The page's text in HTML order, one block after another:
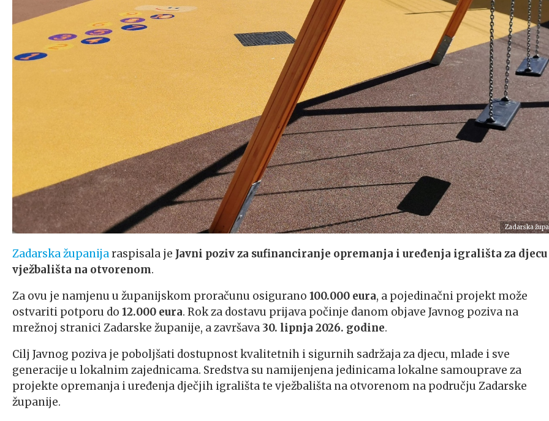
Zadarska
Zadarska županijaraspisala je Javni poziv za sufinanciranje opremanja i uređenja igrališta za
vježbališta na otvorenom.
Za ovu je namjenu u županijskom proračunu osigurano 100.000 eura, a pojedinačni projekt može
ostvariti potporu do 12.000 eura. Rok za dostavu prijava počinje danom objave Javnog poziva na
mrežnoj stranici Zadarske županije, a završava 30. lipnja 2026. godine.
Cilj Javnog poziva je poboljšati dostupnost kvalitetnih i sigurnih sadržaja za djecu, mlade i sve
generacije u lokalnim zajednicama. Sredstva su namijenjena jedinicama lokalne samouprave za
projekte opremanja i uređenja dječjih igrališta te vježbališta na otvorenom na području Zadarske
županije.